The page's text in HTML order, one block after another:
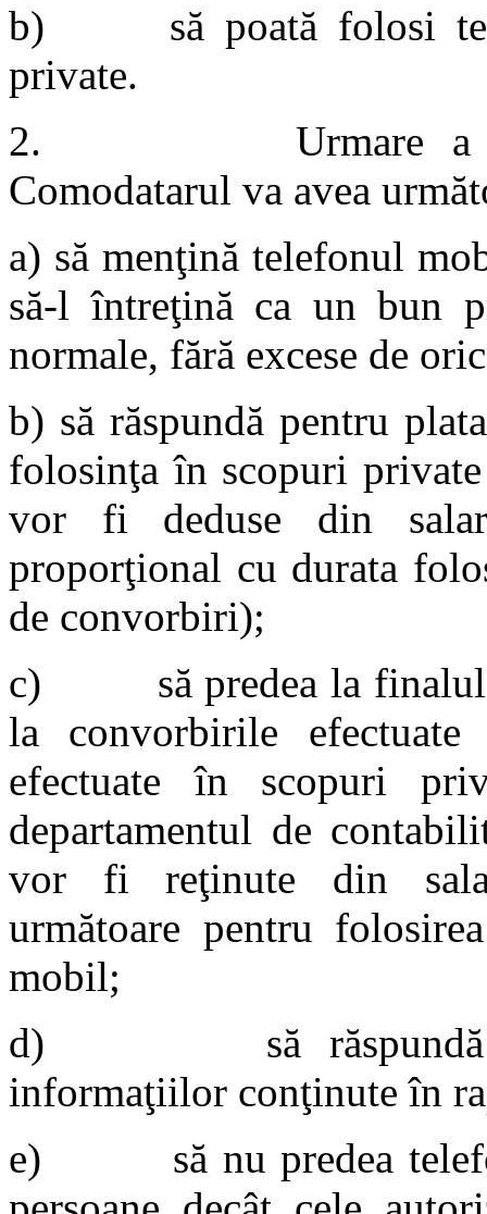
b) să poată folosi
private.
2. Urmare a
Comodatarul va avea
a) să menţină telefonul
să-l întreţină ca un bun
normale, fără excese de
b) să răspundă pentru
folosinţa în scopuri
vor fi deduse din
proporţional cu durata
de convorbiri);
c) să predea la finalul
la convorbirile
efectuate în scopuri
departamentul de
vor fi reţinute din
următoare pentru
mobil;
d) să răspundă
informaţiilor conţinute în
e) să nu predea